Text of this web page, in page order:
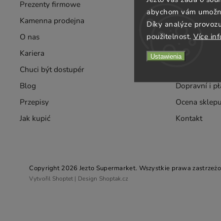
abychom vám
Díky analýze
použitelnost. Více
Ustawienia
Prezenty firmowe
Kamenna prodejna
O nas
Kariera
Chuci být dostupér
Blog
Przepisy
Jak kupić
Hurt
Dostawy
Smak
Warunki
Dopravní i
Ocena sklepu
Kontakt
Copyright 2026 Jezto Supermarket. Wszystkie prawa
Vytvořil Shoptet | Design Shoptak.cz